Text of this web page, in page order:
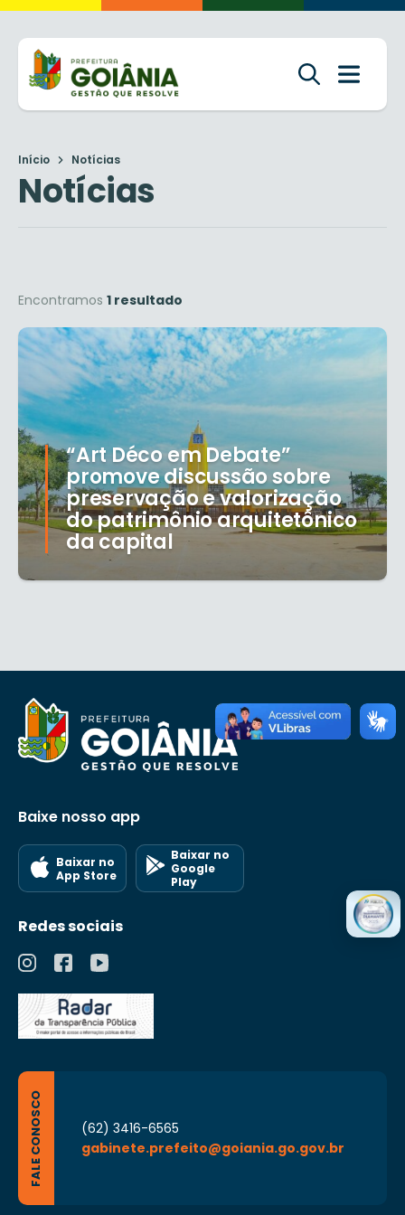
Início Notícias
Notícias
Encontramos 1 resultado
“Art Déco em Debate”
promove discussão sobre
preservação e valorização
do patrimônio arquitetônico
da capital
Baixe nosso app
Baixar no
App Store
Baixar no
Google
Play
Redes sociais
FALE CONOSCO
(62) 3416-6565
gabinete.prefeito@goiania.go.gov.br